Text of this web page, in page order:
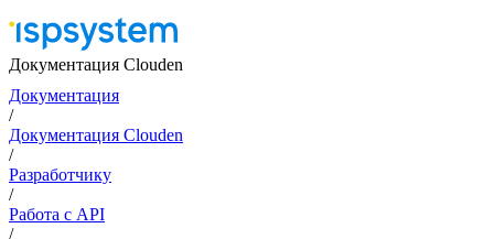
Документация Clouden
Документация
/
Документация Clouden
/
Разработчику
/
Работа с API
/